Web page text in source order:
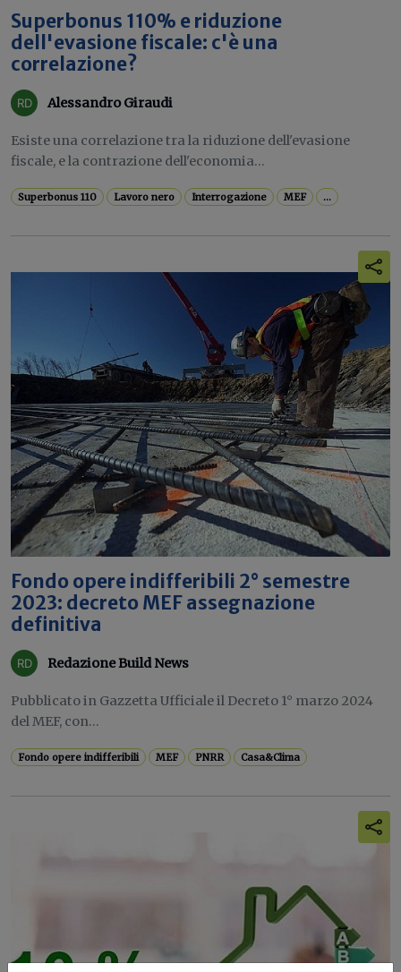
Superbonus 110% e riduzione
dell'evasione fiscale: c'è una
correlazione?
Alessandro Giraudi
Esiste una correlazione tra la riduzione dell'evasione
fiscale, e la contrazione dell'economia...
Superbonus 110 Lavoro nero Interrogazione MEF ...
Fondo opere indifferibili 2° semestre
2023: decreto MEF assegnazione
definitiva
Redazione Build News
Pubblicato in Gazzetta Ufficiale il Decreto 1° marzo 2024
del MEF, con...
Fondo opere indifferibili MEF PNRR Casa&Clima